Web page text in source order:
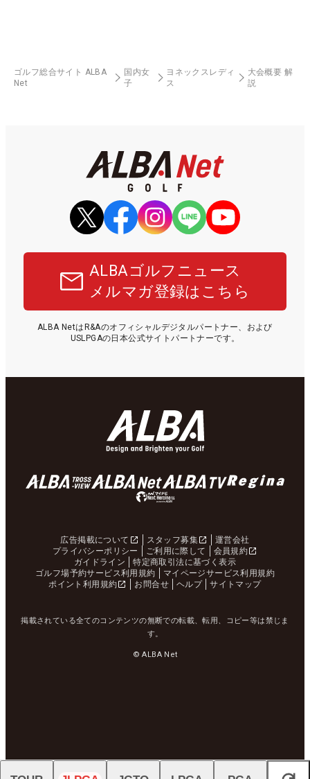
ゴルフ総合サイト ALBA
Net
国内女
子
ヨネックスレディ
ス
大会概要 解
説
ALBAゴルフニュース
メルマガ登録はこちら
ALBA NetはR&Aのオフィシャルデジタルパートナー、および
USLPGAの日本公式サイトパートナーです。
広告掲載について スタッフ募集
運営会社
プライバシーポリシー
ご利用に際して
会員規約
ガイドライン
特定商取引法に基づく表示
ゴルフ場予約サービス利用規約
マイページサービス利用規約
ポイント利用規約
お問合せ ヘルプ サイトマップ
掲載されている全てのコンテンツの無断での転載、転用、コピー等は禁じま
す。
© ALBA Net